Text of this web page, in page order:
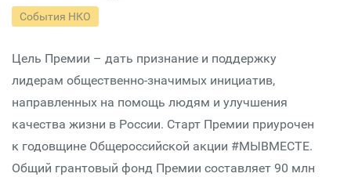
События НКО
Цель Премии – дать признание и поддержку
лидерам общественно-значимых инициатив,
направленных на помощь людям и улучшения
качества жизни в России. Старт Премии приурочен
к годовщине Общероссийской акции #МЫВМЕСТЕ.
Общий грантовый фонд Премии составляет 90 млн